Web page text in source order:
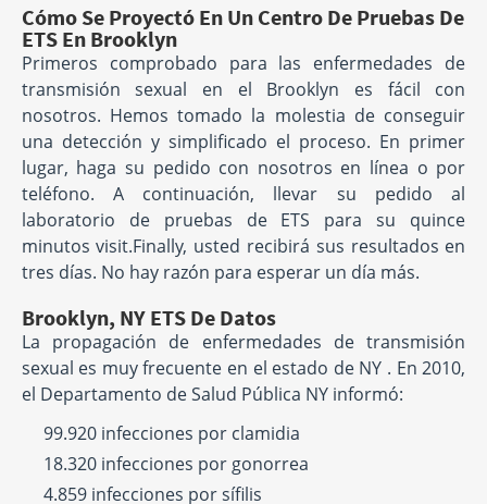
Cómo Se Proyectó En Un Centro De Pruebas De
ETS En Brooklyn
Primeros comprobado para las enfermedades de
transmisión sexual en el Brooklyn es fácil con
nosotros. Hemos tomado la molestia de conseguir
una detección y simplificado el proceso. En primer
lugar, haga su pedido con nosotros en línea o por
teléfono. A continuación, llevar su pedido al
laboratorio de pruebas de ETS para su quince
minutos visit.Finally, usted recibirá sus resultados en
tres días. No hay razón para esperar un día más.
Brooklyn, NY ETS De Datos
La propagación de enfermedades de transmisión
sexual es muy frecuente en el estado de NY . En 2010,
el Departamento de Salud Pública NY informó:
99.920 infecciones por clamidia
18.320 infecciones por gonorrea
4.859 infecciones por sífilis